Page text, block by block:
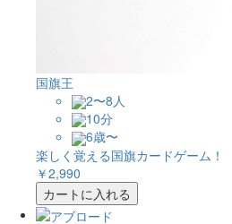
国旗王
2〜8人
10分
6歳〜
楽しく覚える国旗カードゲーム！
￥2,990
カートに入れる